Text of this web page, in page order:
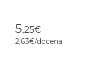
5,25€
2,63€/docena